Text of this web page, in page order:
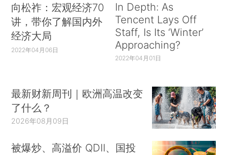
向松祚：宏观经济70
讲，带你了解国内外
经济大局
2022年04月06日
In Depth: As
Tencent Lays Off
Staff, Is Its ‘Winter’
Approaching?
2022年04月01日
最新财新周刊｜欧洲高温改变
了什么？
2026年08月09日
被爆炒、高溢价 QDII、国投